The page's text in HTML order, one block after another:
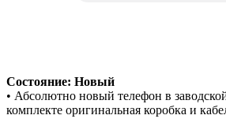
Состояние: Новый
• Абсолютно новый телефон в
комплекте оригинальная коробка и